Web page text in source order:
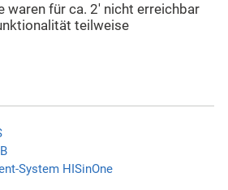
waren für ca. 2' nicht erreichbar
teilweise
System HISinOne